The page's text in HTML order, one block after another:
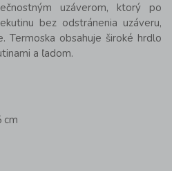
uzáverom, ktorý po
bez odstránenia uzáveru,
Termoska obsahuje široké hrdlo
a ľadom.
cm